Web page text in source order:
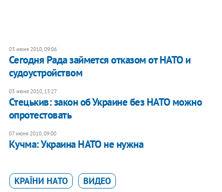
03 июня 2010, 09:06
Сегодня Рада займется отказом от НАТО и
судоустройством
03 июня 2010, 13:27
Стецькив: закон об Украине без НАТО можно
опротестовать
07 июня 2010, 09:00
Кучма: Украина НАТО не нужна
КРАЇНИ НАТО ВИДЕО